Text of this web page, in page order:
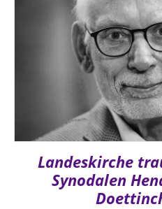
Landeskirche
Synodalen